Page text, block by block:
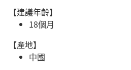
【建議年齡】
18個月
【產地】
中國